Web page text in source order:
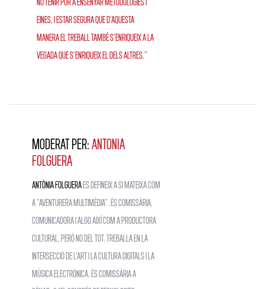
eines, i estar segura que d'aquesta
manera el treball també s'enriqueix a la
vegada que s'enriqueix el dels altres.”
Moderat per:Antonia
Folguera
Antònia Folgueraes defineix a si mateixa com
a "aventurera multimèdia". És comissària,
comunicadora i algo així com a productora
cultural, però no del tot. Treballa en la
intersecció de l'art i la cultura digitals i la
música electrònica. És comissària a